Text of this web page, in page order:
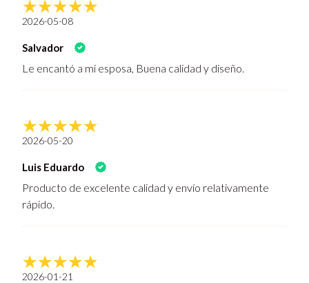
2026-05-08
Salvador
Le encantó a mi esposa, Buena calidad y diseño.
2026-05-20
Luis Eduardo
Producto de excelente calidad y envío relativamente
rápido.
2026-01-21